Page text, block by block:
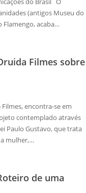
(antigos Museu do
Flamengo, acaba…
Filmes sobre
encontra-se em
contemplado através
Paulo Gustavo, que trata
mulher,…
de uma